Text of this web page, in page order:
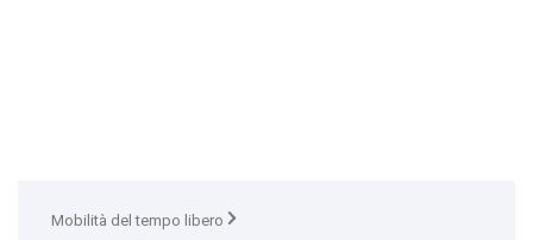
Mobilità del tempo libero